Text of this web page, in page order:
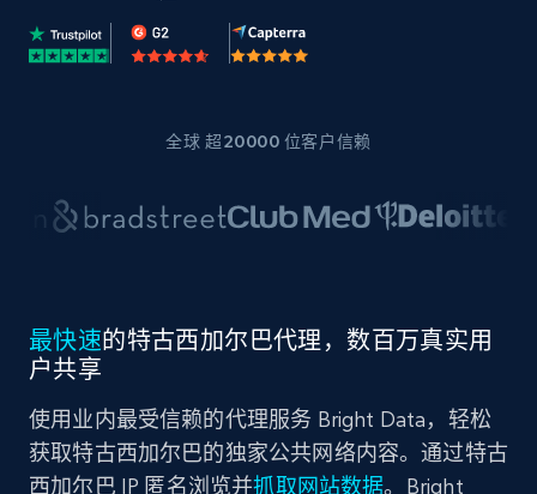
全球 超20000 位客户信赖
最快速的特古西加尔巴代理，数百万真实用
户共享
使用业内最受信赖的代理服务 Bright Data，轻松
获取特古西加尔巴的独家公共网络内容。通过特古
西加尔巴 IP 匿名浏览并抓取网站数据。Bright